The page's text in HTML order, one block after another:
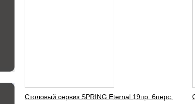
Столовый сервиз SPRING Eternal 19пр. 6перс.